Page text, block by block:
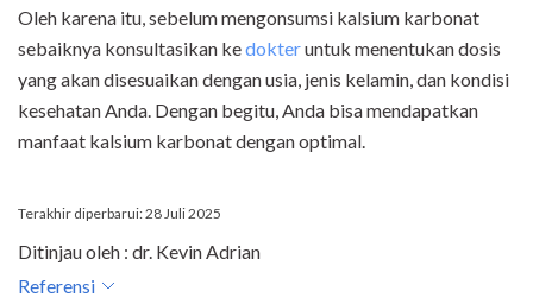
Oleh karena itu, sebelum mengonsumsi kalsium karbonat
sebaiknya konsultasikan kedokteruntuk menentukan dosis
yang akan disesuaikan dengan usia, jenis kelamin, dan kondisi
kesehatan Anda. Dengan begitu, Anda bisa mendapatkan
manfaat kalsium karbonat dengan optimal.
Terakhir diperbarui: 28 Juli 2025